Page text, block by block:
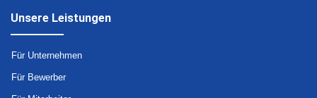
Unsere Leistungen
Für Unternehmen
Für Bewerber